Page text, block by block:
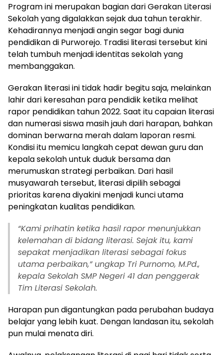
Program ini merupakan bagian dari Gerakan Literasi
Sekolah yang digalakkan sejak dua tahun terakhir.
Kehadirannya menjadi angin segar bagi dunia
pendidikan di Purworejo. Tradisi literasi tersebut kini
telah tumbuh menjadi identitas sekolah yang
membanggakan.
Gerakan literasi ini tidak hadir begitu saja, melainkan
lahir dari keresahan para pendidik ketika melihat
rapor pendidikan tahun 2022. Saat itu capaian literasi
dan numerasi siswa masih jauh dari harapan, bahkan
dominan berwarna merah dalam laporan resmi.
Kondisi itu memicu langkah cepat dewan guru dan
kepala sekolah untuk duduk bersama dan
merumuskan strategi perbaikan. Dari hasil
musyawarah tersebut, literasi dipilih sebagai
prioritas karena diyakini menjadi kunci utama
peningkatan kualitas pendidikan.
“Kami prihatin ketika hasil rapor menunjukkan
kelemahan di bidang literasi. Sejak itu, kami
sepakat menjadikan literasi sebagai fokus
utama perbaikan,” ungkap Tri Purnomo, M.Pd.,
kepala Sekolah SMP Negeri 41 dan penggerak
Tim Literasi Sekolah.
Harapan pun digantungkan pada perubahan budaya
belajar yang lebih kuat. Dengan landasan itu, sekolah
pun mulai menata diri.